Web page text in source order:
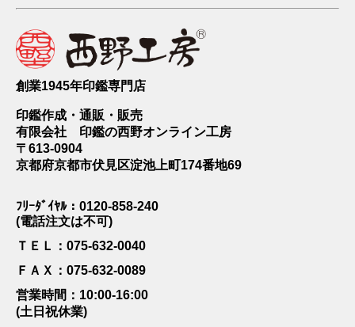
創業1945年印鑑専門店
印鑑作成・通販・販売
有限会社 印鑑の西野オンライン工房
〒613-0904
京都府京都市伏見区淀池上町174番地69
ﾌﾘｰﾀﾞｲﾔﾙ：0120-858-240
(電話注文は不可)
ＴＥＬ：075-632-0040
ＦＡＸ：075-632-0089
営業時間：10:00-16:00
(土日祝休業)